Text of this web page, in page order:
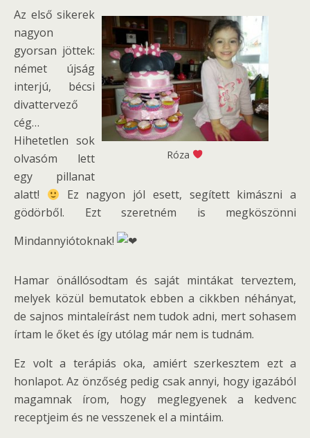
Róza
Az első sikerek
nagyon
gyorsan jöttek:
német újság
interjú, bécsi
divattervező
cég…
Hihetetlen sok
olvasóm lett
egy pillanat
alatt!
Ez nagyon jól esett, segített kimászni a
gödörből. Ezt szeretném is megköszönni
Mindannyiótoknak!
Hamar önállósodtam és saját mintákat terveztem,
melyek közül bemutatok ebben a cikkben néhányat,
de sajnos mintaleírást nem tudok adni, mert sohasem
írtam le őket és így utólag már nem is tudnám.
Ez volt a terápiás oka, amiért szerkesztem ezt a
honlapot. Az önzőség pedig csak annyi, hogy igazából
magamnak írom, hogy meglegyenek a kedvenc
receptjeim és ne vesszenek el a mintáim.